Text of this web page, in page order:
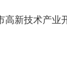
高新技术产业